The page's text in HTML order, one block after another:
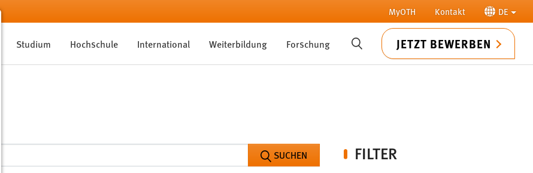
MyOTH Kontakt DE
Studium Hochschule International Weiterbildung Forschung SUCHE JETZT BEWERBEN
FILTER
SUCHEN